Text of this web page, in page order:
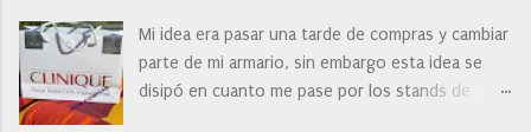
post os voy a dar mi opinión de porque elegí mi
cepillo facial de Clinique
Mi idea era pasar una tarde de compras y cambiar
parte de mi armario, sin embargo esta idea se
disipó en cuanto me pase por los stands de